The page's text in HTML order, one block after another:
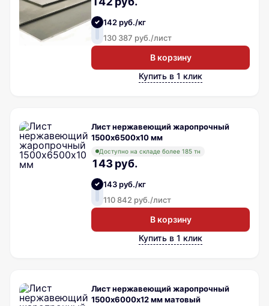
142 руб./кг
130 387 руб./лист
В корзину
Купить в 1 клик
Лист нержавеющий жаропрочный
1500х6500х10 мм
Доступно на складе более 185 тн
143 руб.
143 руб./кг
110 842 руб./лист
В корзину
Купить в 1 клик
Лист нержавеющий жаропрочный
1500х6000х12 мм матовый